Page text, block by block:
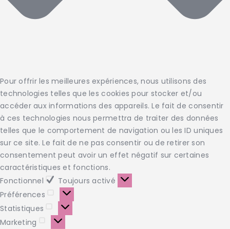
Pour offrir les meilleures expériences, nous utilisons des
technologies telles que les cookies pour stocker et/ou
accéder aux informations des appareils. Le fait de consentir
à ces technologies nous permettra de traiter des données
telles que le comportement de navigation ou les ID uniques
sur ce site. Le fait de ne pas consentir ou de retirer son
consentement peut avoir un effet négatif sur certaines
caractéristiques et fonctions.
Fonctionnel
Toujours activé
Préférences
Statistiques
Marketing